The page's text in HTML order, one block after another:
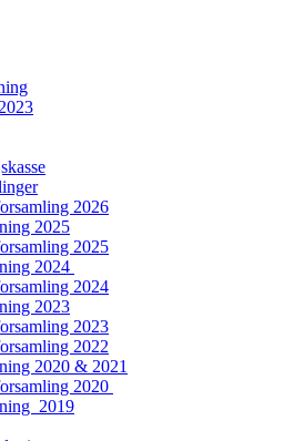
2026
2025
2025
2024
2024
2023
2023
2022
2020 & 2021
2020
2019